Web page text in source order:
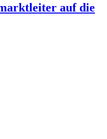
auf die